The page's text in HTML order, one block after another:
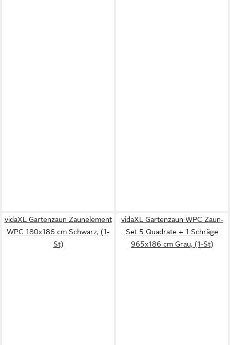
vidaXL Gartenzaun Zaunelement
WPC 180x186 cm Schwarz, (1-
St)
vidaXL Gartenzaun WPC Zaun-
Set 5 Quadrate + 1 Schräge
965x186 cm Grau, (1-St)